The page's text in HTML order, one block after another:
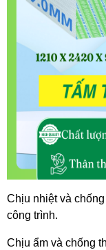
Chịu nhiệt và
công trình.
Chịu ẩm và chống